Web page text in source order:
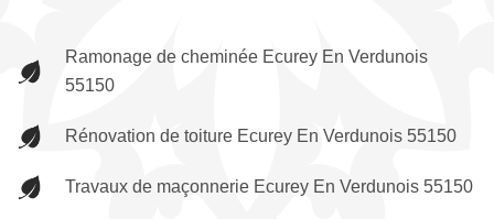
Ramonage de cheminée Ecurey En Verdunois
55150
Rénovation de toiture Ecurey En Verdunois 55150
Travaux de maçonnerie Ecurey En Verdunois 55150